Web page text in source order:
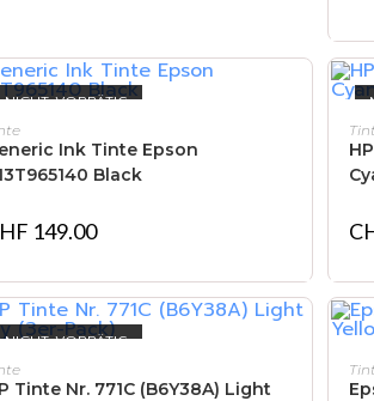
NICHT VORRÄTIG
Ink Tinte Epson
Black
149.00
NICHT VORRÄTIG
Tinte Nr. 771C (B6Y38A) Light